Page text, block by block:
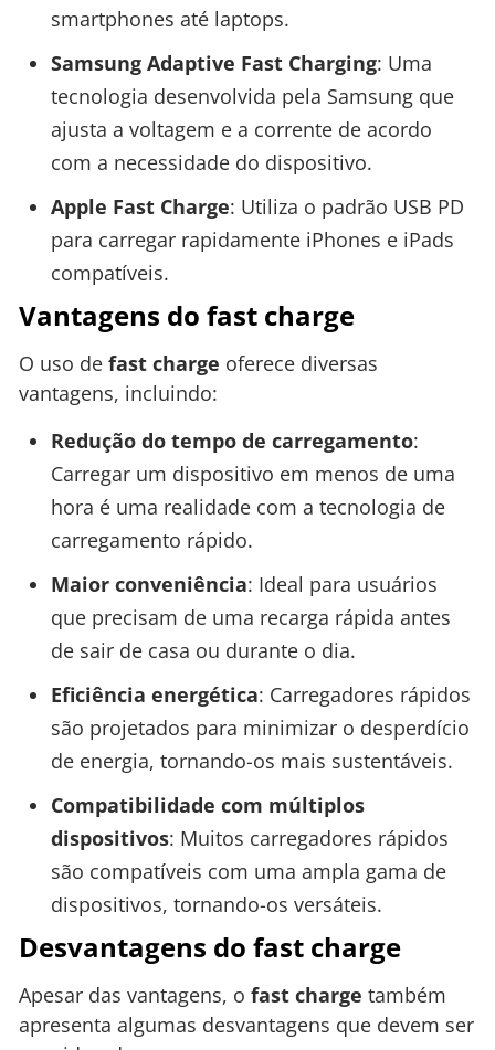
smartphones até laptops.
Samsung Adaptive Fast Charging: Uma
tecnologia desenvolvida pela Samsung que
ajusta a voltagem e a corrente de acordo
com a necessidade do dispositivo.
Apple Fast Charge: Utiliza o padrão USB PD
para carregar rapidamente iPhones e iPads
compatíveis.
Vantagens do fast charge
O uso de fast charge oferece diversas
vantagens, incluindo:
Redução do tempo de carregamento:
Carregar um dispositivo em menos de uma
hora é uma realidade com a tecnologia de
carregamento rápido.
Maior conveniência: Ideal para usuários
que precisam de uma recarga rápida antes
de sair de casa ou durante o dia.
Eficiência energética: Carregadores rápidos
são projetados para minimizar o desperdício
de energia, tornando-os mais sustentáveis.
Compatibilidade com múltiplos
dispositivos: Muitos carregadores rápidos
são compatíveis com uma ampla gama de
dispositivos, tornando-os versáteis.
Desvantagens do fast charge
Apesar das vantagens, o fast charge também
apresenta algumas desvantagens que devem ser